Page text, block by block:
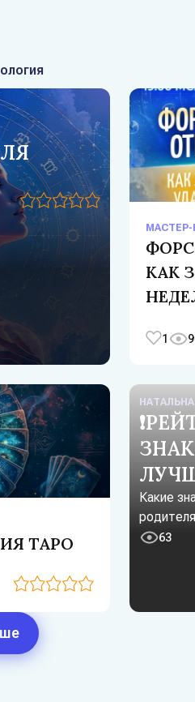
КАК
1
ТАРО
Какие
63